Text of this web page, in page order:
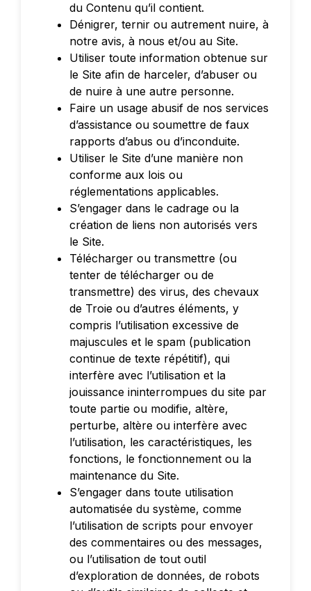
du Contenu qu’il contient.
Dénigrer, ternir ou autrement nuire, à
notre avis, à nous et/ou au Site.
Utiliser toute information obtenue sur
le Site afin de harceler, d’abuser ou
de nuire à une autre personne.
Faire un usage abusif de nos services
d’assistance ou soumettre de faux
rapports d’abus ou d’inconduite.
Utiliser le Site d’une manière non
conforme aux lois ou
réglementations applicables.
S’engager dans le cadrage ou la
création de liens non autorisés vers
le Site.
Télécharger ou transmettre (ou
tenter de télécharger ou de
transmettre) des virus, des chevaux
de Troie ou d’autres éléments, y
compris l’utilisation excessive de
majuscules et le spam (publication
continue de texte répétitif), qui
interfère avec l’utilisation et la
jouissance ininterrompues du site par
toute partie ou modifie, altère,
perturbe, altère ou interfère avec
l’utilisation, les caractéristiques, les
fonctions, le fonctionnement ou la
maintenance du Site.
S’engager dans toute utilisation
automatisée du système, comme
l’utilisation de scripts pour envoyer
des commentaires ou des messages,
ou l’utilisation de tout outil
d’exploration de données, de robots